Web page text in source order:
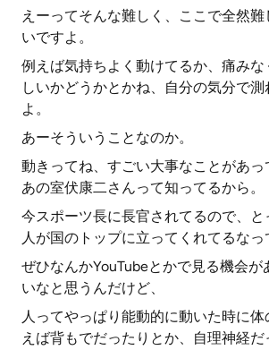
えーってそんな難しく、ここで全然
いですよ。
例えば気持ちよく動けてるか、痛み
しいかどうかとかね、自分の気分で
よ。
あーそういうことなのか。
動きってね、すごい大事なことがあ
あの室伏康二さんって知ってるから。
今スポーツ長に長官されてるので、
人が国のトップに立ってくれてるなっ
ぜひなんかYouTubeとかで見る機会が
いなと思うんだけど、
人ってやっぱり能動的に動いた時に
えば背もでだったりとか、自理神経